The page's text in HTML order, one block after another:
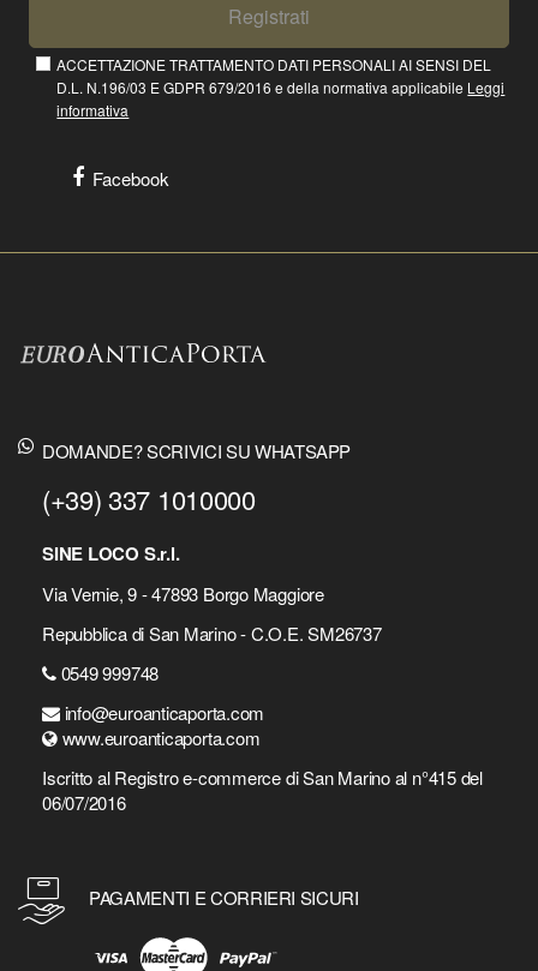
Registrati
ACCETTAZIONE TRATTAMENTO DATI PERSONALI AI SENSI DEL
D.L. N.196/03 E GDPR 679/2016 e della normativa applicabile Leggi
informativa
Facebook
DOMANDE? SCRIVICI SU WHATSAPP
(+39) 337 1010000
SINE LOCO S.r.l.
Via Vernie, 9 - 47893 Borgo Maggiore
Repubblica di San Marino - C.O.E. SM26737
0549 999748
info@euroanticaporta.com
www.euroanticaporta.com
Iscritto al Registro e-commerce di San Marino al n°415 del
06/07/2016
PAGAMENTI E CORRIERI SICURI